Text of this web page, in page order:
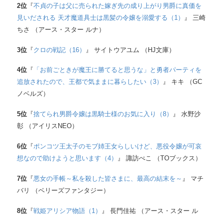
2位 『不貞の子は父に売られた嫁ぎ先の成り上がり男爵に真価を
見いだされる 天才魔道具士は黒髪の令嬢を溺愛する（1）
』 三崎
ちさ （アース・スター ルナ）
3位 『クロの戦記（16） 』 サイトウアユム （HJ文庫）
4位 『 「お前ごときが魔王に勝てると思うな」と勇者パーティを
追放されたので、王都で気ままに暮らしたい（3） 』 キキ （GC
ノベルズ）
5位 『捨てられ男爵令嬢は黒騎士様のお気に入り（8） 』 水野沙
彰 （アイリスNEO）
6位 『ポンコツ王太子のモブ姉王女らしいけど、悪役令嬢が可哀
想なので助けようと思います（4）
』 諏訪ぺこ （TOブックス）
7位 『悪女の手帳～私を殺した皆さまに、最高の結末を～ 』 マチ
バリ （ベリーズファンタジー）
8位 『戦姫アリシア物語（1）
』 長門佳祐 （アース・スター ル